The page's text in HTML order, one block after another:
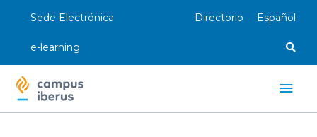
Sede Electrónica
e-learning
Directorio Español